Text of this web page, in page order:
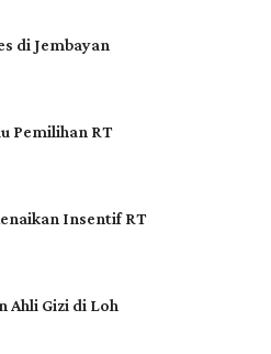
di Jembayan
Pemilihan RT
Insentif RT
Gizi di Loh